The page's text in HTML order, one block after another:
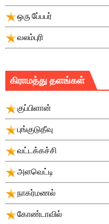
ஒரு பே்பபர்
வலம்புரி
கிராமத்து தளங்கள்
குப்பிளான்
புங்குடுதீவு
வட்டக்கச்சி
அளவெட்டி
நாகர்மணல்
கோண்டாவில்